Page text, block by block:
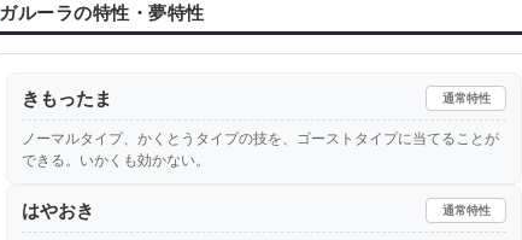
ガルーラの特性・夢特性
きもったま 通常特性
ノーマルタイプ、かくとうタイプの技を、ゴーストタイプに当てることが
できる。いかくも効かない。
はやおき 通常特性